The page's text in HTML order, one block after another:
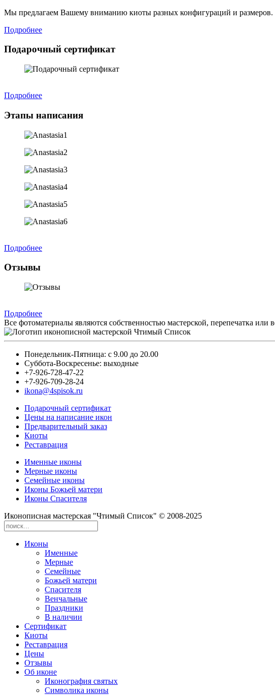
Мы предлагаем Вашему вниманию киоты разных конфигураций и размеров.
Подробнее
Подарочный сертификат
Подробнее
Этапы написания
Подробнее
Отзывы
Подробнее
Все фотоматериалы являются собственностью мастерской, перепечатка
Понедельник-Пятница: с 9.00 до 20.00
Суббота-Воскресенье: выходные
+7-926-728-47-22
+7-926-709-28-24
ikona@4spisok.ru
Подарочный сертификат
Цены на написание икон
Предварительный заказ
Киоты
Реставрация
Именные иконы
Мерные иконы
Семейные иконы
Иконы Божьей матери
Иконы Спасителя
Иконописная мастерская "Чтимый Список" © 2008-2025
Иконы
Именные
Мерные
Семейные
Божьей матери
Спасителя
Венчальные
Праздники
В наличии
Сертификат
Киоты
Реставрация
Цены
Отзывы
Об иконе
Иконография святых
Символика иконы